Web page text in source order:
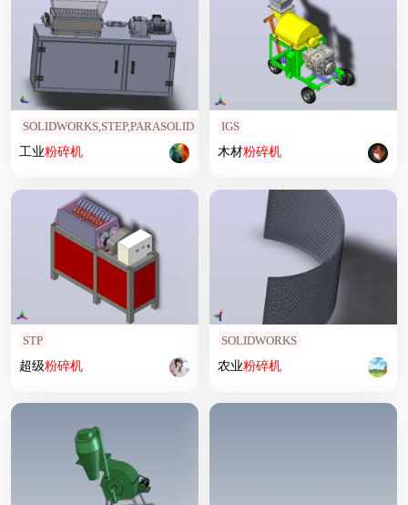
SOLIDWORKS,STEP,PARASOLID
工业粉碎机
IGS
木材粉碎机
STP
超级粉碎机
SOLIDWORKS
农业粉碎机